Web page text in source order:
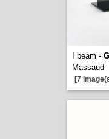
I beam -
Massaud
[7